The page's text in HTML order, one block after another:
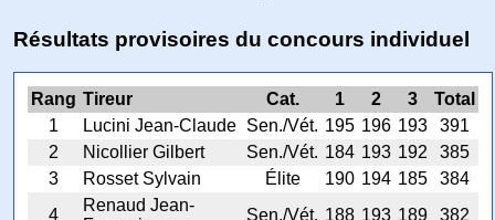
Résultats provisoires du concours individuel
Rang Tireur Cat. 1 2 3
Total
1
Lucini Jean-Claude Sen./Vét. 195 196 193
391
2
Nicollier Gilbert Sen./Vét. 184 193 192
385
3
Rosset Sylvain Élite 190 194 185
384
4
Renaud Jean-
Sen./Vét. 188 193 189 382